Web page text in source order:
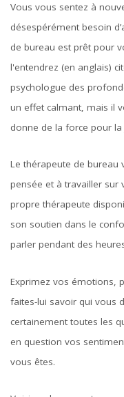
Vous vous sentez à
désespérément besoin
de bureau est prêt pour
l'entendrez (en anglais)
psychologue des
un effet calmant, mais il
donne de la force pour
Le thérapeute de bureau
pensée et à travailler sur
propre thérapeute
son soutien dans le
parler pendant des
Exprimez vos émotions,
faites-lui savoir qui vous
certainement toutes les
en question vos
vous êtes.